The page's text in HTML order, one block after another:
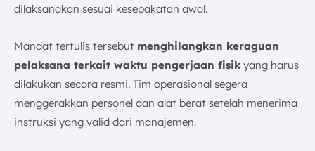
dilaksanakan sesuai kesepakatan awal.
Mandat tertulis tersebut menghilangkan keraguan
pelaksana terkait waktu pengerjaan fisik yang harus
dilakukan secara resmi. Tim operasional segera
menggerakkan personel dan alat berat setelah menerima
instruksi yang valid dari manajemen.